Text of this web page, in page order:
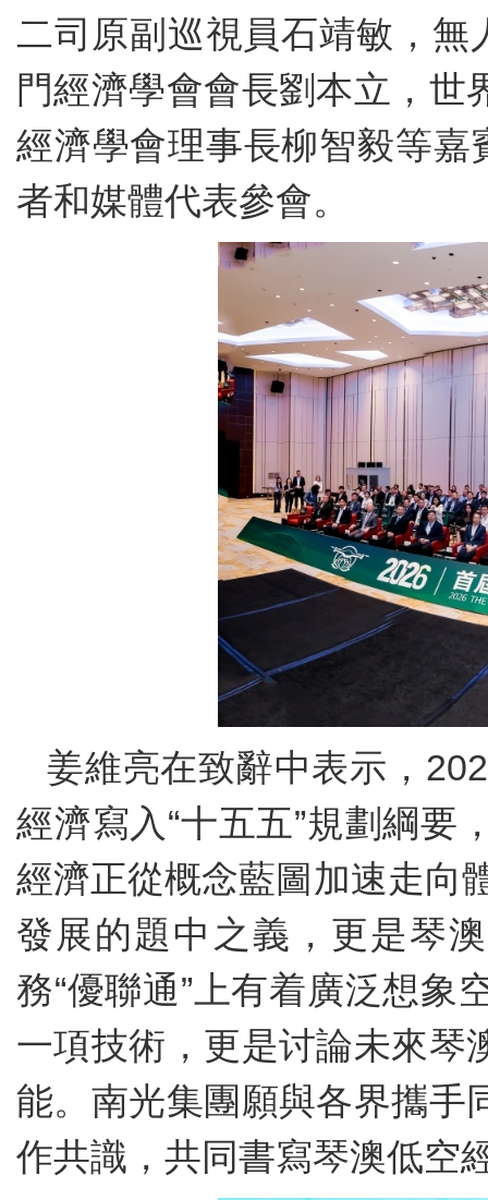
二司原副巡視員石靖敏，
門經濟學會會長劉本立，
經濟學會理事長柳智毅等
者和媒體代表參會。
姜維亮在致辭中表示，
經濟寫入“十五五”規劃綱要
經濟正從概念藍圖加速走向
發展的題中之義，更是琴
務“優聯通”上有着廣泛想象
一項技術，更是讨論未來琴
能。南光集團願與各界攜手
作共識，共同書寫琴澳低空